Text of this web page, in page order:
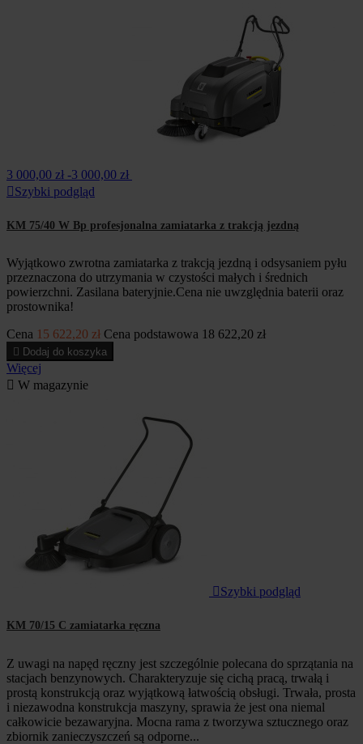
3 000,00 zł -3 000,00 zł
 Szybki podgląd
KM 75/40 W Bp profesjonalna zamiatarka z trakcją jezdną
Wyjątkowo zwrotna zamiatarka z trakcją jezdną i odsysaniem pyłu
przeznaczona do utrzymania w czystości małych i średnich
powierzchni. Zasilana bateryjnie.Cena nie uwzględnia baterii oraz
prostownika!
Cena 15 622,20 zł Cena podstawowa 18 622,20 zł
 Dodaj do koszyka
Więcej
 W magazynie
 Szybki podgląd
KM 70/15 C zamiatarka ręczna
Z uwagi na napęd ręczny jest szczególnie polecana do sprzątania na
stacjach benzynowych. Charakteryzuje się cichą pracą, trwałą i
prostą konstrukcją oraz wyjątkową łatwością obsługi. Trwała, prosta
i niezawodna konstrukcja maszyny, sprawia że jest ona niemal
całkowicie bezawaryjna. Mocna rama z tworzywa sztucznego oraz
zbiornik zanieczyszczeń są odporne...